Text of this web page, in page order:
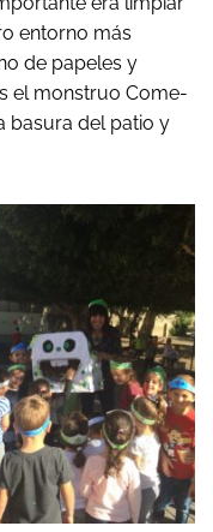
entorno más
de papeles y
el monstruo Come-
basura del patio y